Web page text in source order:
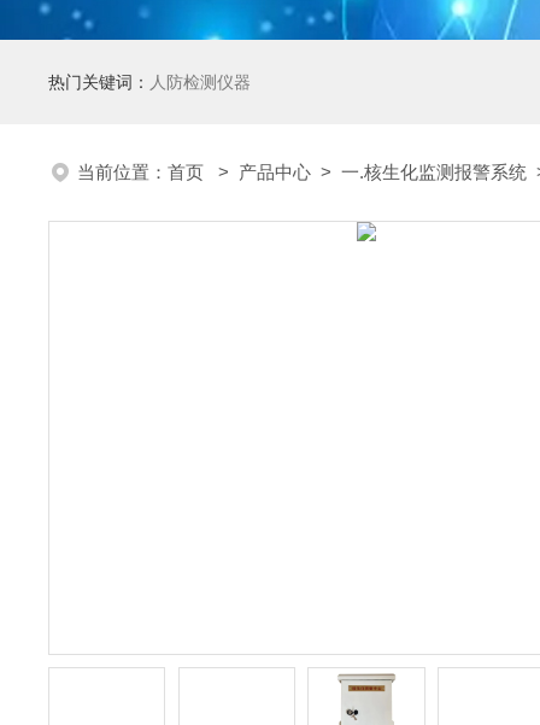
热门关键词： 人防检测仪器
当前位置： 首页 > 产品中心 > 一.核生化监测报警系统